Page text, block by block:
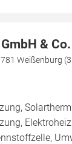
& Co.
Weißenburg